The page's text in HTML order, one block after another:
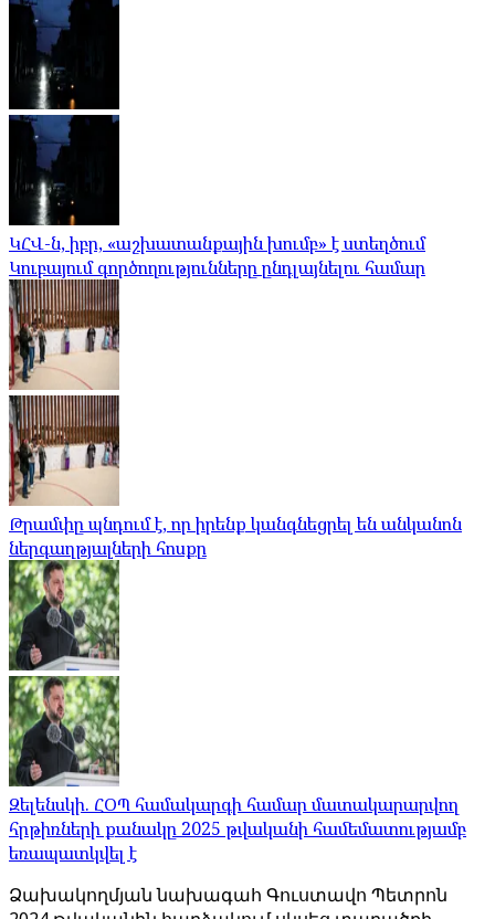
ԿՀՎ-ն, իբր, «աշխատանքային խումբ» է ստեղծում
Կուբայում գործողությունները ընդլայնելու համար
Թրամփը պնդում է, որ իրենք կանգնեցրել են անկանոն
ներգաղթյալների հոսքը
Զելենսկի. ՀՕՊ համակարգի համար մատակարարվող
հրթիռների քանակը 2025 թվականի համեմատությամբ
եռապատկվել է
Ձախակողմյան նախագահ Գուստավո Պետրոն